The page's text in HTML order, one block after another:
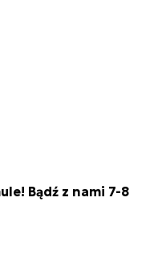
Bądź z nami 7-8